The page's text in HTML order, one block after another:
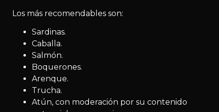
Los más recomendables son:
Sardinas.
Caballa.
Salmón.
Boquerones.
Arenque.
Trucha.
Atún, con moderación por su contenido